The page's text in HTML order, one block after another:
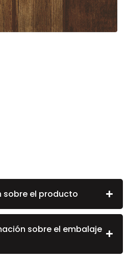
sobre el producto
sobre el embalaje